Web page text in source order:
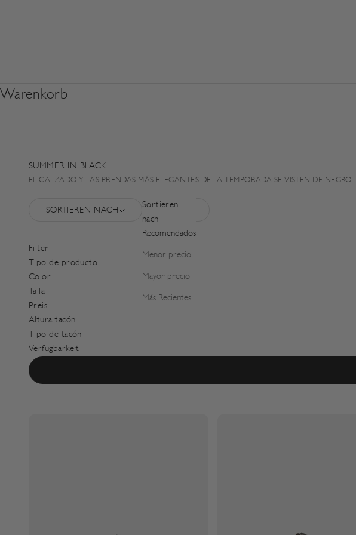
Warenkorb
SUMMER IN BLACK
EL CALZADO Y LAS PRENDAS MÁS ELEGANTES DE LA TEMPORADA SE VISTEN DE NEGRO.
SORTIEREN NACH
Sortieren
nach
Recomendados
Menor precio
Mayor precio
Más Recientes
Filter
Tipo de producto
Color
Talla
Preis
Altura tacón
Tipo de tacón
Verfügbarkeit